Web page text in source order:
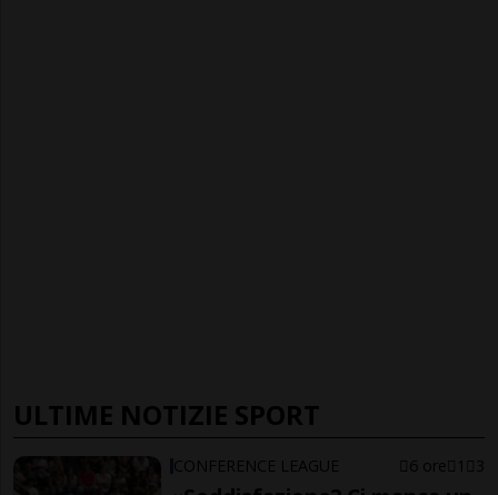
ULTIME NOTIZIE SPORT
CONFERENCE LEAGUE 6 ore 1 3